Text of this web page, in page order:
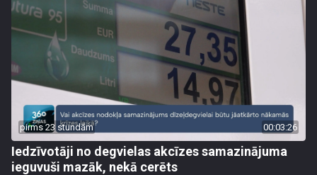
pirms 23 stundām 00:03:26
Iedzīvotāji no degvielas akcīzes samazinājuma
ieguvuši mazāk, nekā cerēts